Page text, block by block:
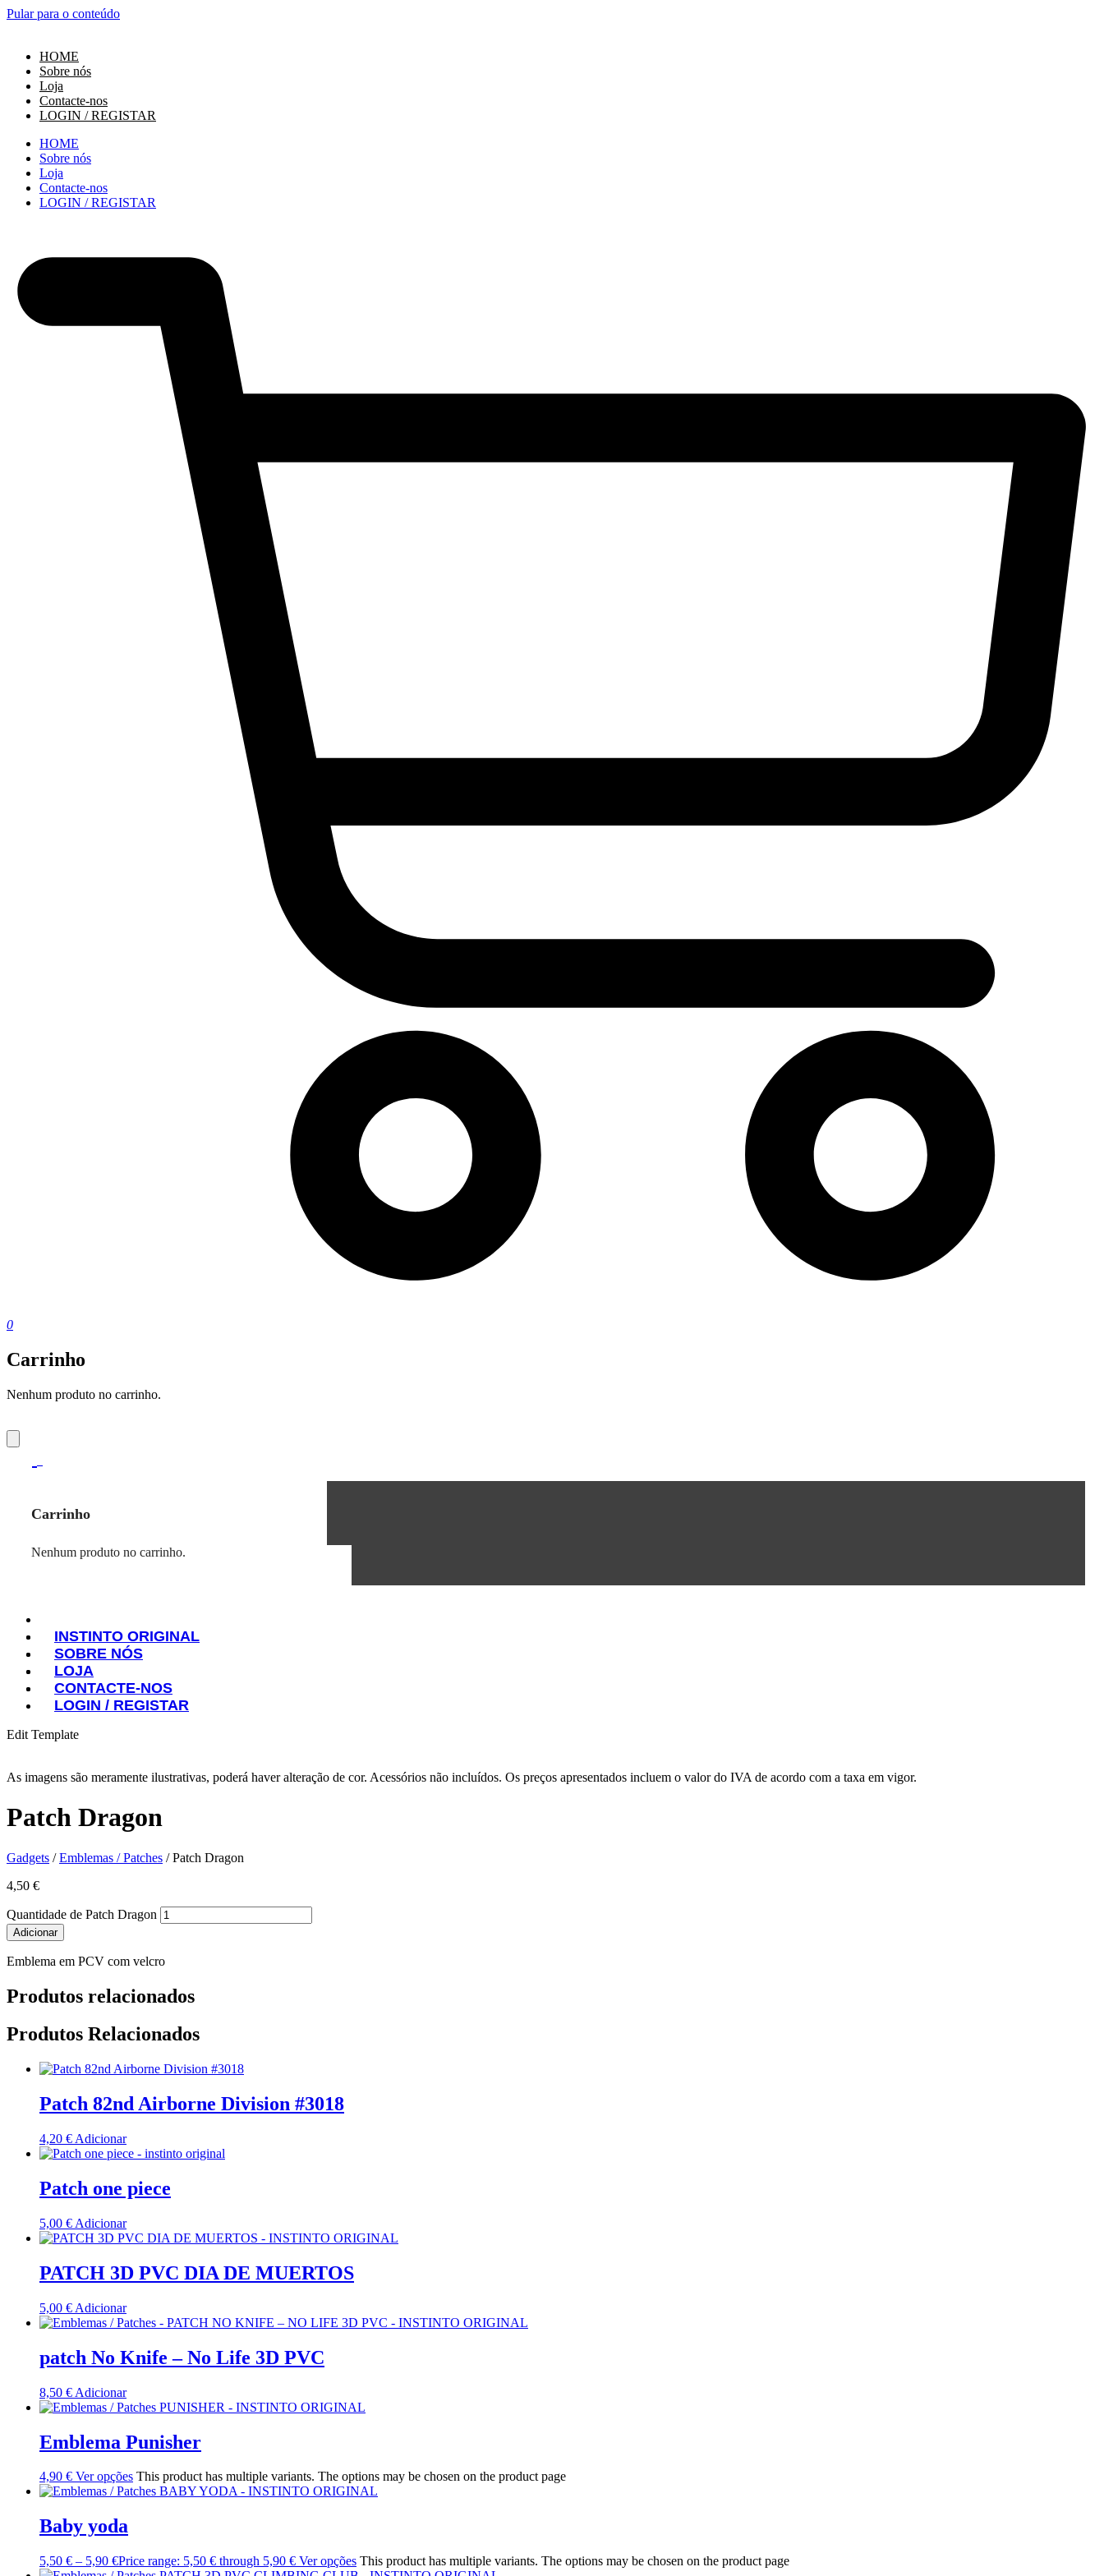
Pular para o conteúdo
HOME
Sobre nós
Loja
Contacte-nos
LOGIN / REGISTAR
HOME
Sobre nós
Loja
Contacte-nos
LOGIN / REGISTAR
0
Carrinho
Nenhum produto no carrinho.
Carrinho
Nenhum produto no carrinho.
SOBRE NÓS
LOJA
CONTACTE-NOS
LOGIN / REGISTAR
INSTINTO ORIGINAL
SOBRE NÓS
LOJA
CONTACTE-NOS
LOGIN / REGISTAR
Edit Template
As imagens são meramente ilustrativas, poderá haver alteração de cor. Acessórios não incluídos. Os preços apresentados incluem o valor do IVA de acordo com a taxa em vigor.
Patch Dragon
Gadgets /Emblemas / Patches / Patch Dragon
4,50 €
Quantidade de Patch Dragon
Adicionar
Emblema em PCV com velcro
Produtos relacionados
Produtos Relacionados
Patch 82nd Airborne Division #3018
4,20 € Adicionar
Patch one piece
5,00 € Adicionar
PATCH 3D PVC DIA DE MUERTOS
5,00 € Adicionar
patch No Knife – No Life 3D PVC
8,50 € Adicionar
Emblema Punisher
4,90 € Ver opções This product has multiple variants. The options may be chosen on the product page
Baby yoda
5,50 € – 5,90 €Price range: 5,50 € through 5,90 € Ver opções This product has multiple variants. The options may be chosen on the product page